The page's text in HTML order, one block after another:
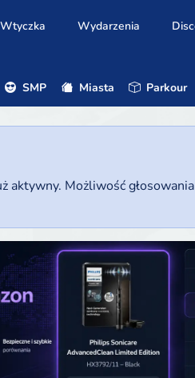
Wtyczka Wydarzenia
SMP Miasta Parkour
Możliwość